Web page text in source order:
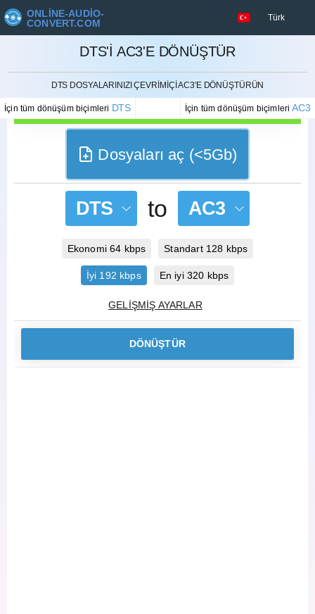
ONLINE-AUDIO-
CONVERT.COM
Türk
DTS'I AC3'E DÖNÜŞTÜR
DTS DOSYALARINIZI ÇEVRIMIÇI AC3'E DÖNÜŞTÜRÜN
İçin tüm dönüşüm biçimleri DTS İçin tüm dönüşüm biçimleriAC3
İPTAL ETMEK
Dosyaları aç (<5Gb)
DTS to AC3
Ekonomi 64 kbps Standart 128 kbps
İyi 192 kbps En iyi 320 kbps
GELIŞMIŞ AYARLAR
DÖNÜŞTÜR